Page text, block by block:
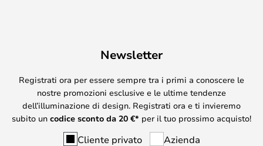
Newsletter
Registrati ora per essere sempre tra i primi a conoscere le
nostre promozioni esclusive e le ultime tendenze
dell’illuminazione di design. Registrati ora e ti invieremo
subito un codice sconto da 20 €* per il tuo prossimo acquisto!
Cliente privato Azienda